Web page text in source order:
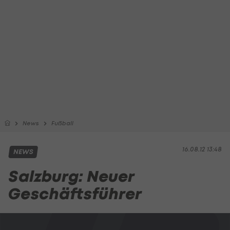
News Fußball
16.08.12 13:48
NEWS
Salzburg: Neuer
Geschäftsführer